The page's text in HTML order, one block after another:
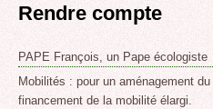
Rendre compte
PAPE François, un Pape écologiste
Mobilités : pour un aménagement
financement de la mobilité élargi.